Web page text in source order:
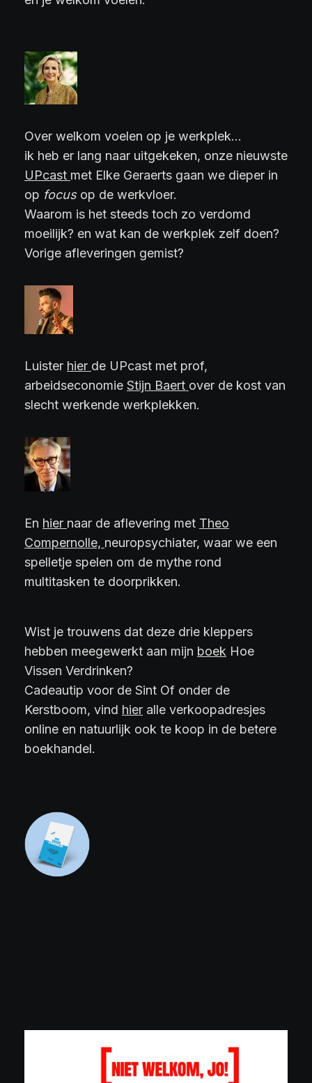
Over welkom voelen op je werkplek…
ik heb er lang naar uitgekeken, onze nieuwste
UPcast met Elke Geraerts gaan we dieper in
op focusop de werkvloer.
Waarom is het steeds toch zo verdomd
moeilijk? en wat kan de werkplek zelf doen?
Vorige afleveringen gemist?
Luister hier de UPcast met prof,
arbeidseconomie Stijn Baert over de kost van
slecht werkende werkplekken.
En hier naar de aflevering met Theo
Compernolle, neuropsychiater, waar we een
spelletje spelen om de mythe rond
multitasken te doorprikken.
Wist je trouwens dat deze drie kleppers
hebben meegewerkt aan mijn boek Hoe
Vissen Verdrinken?
Cadeautip voor de Sint Of onder de
Kerstboom, vind hier alle verkoopadresjes
online en natuurlijk ook te koop in de betere
boekhandel.